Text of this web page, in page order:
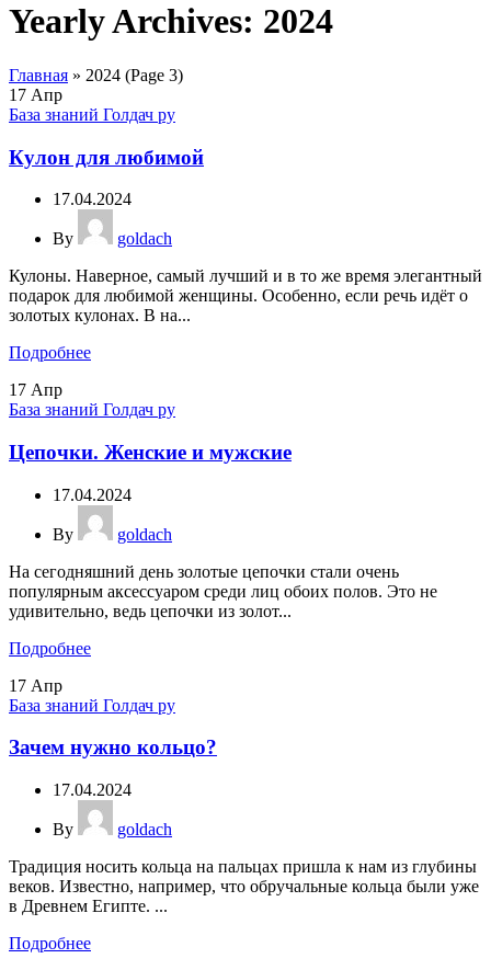
Yearly Archives: 2024
Главная » 2024 (Page 3)
17 Апр
База знаний Голдач ру
Кулон для любимой
17.04.2024
By
goldach
Кулоны. Наверное, самый лучший и в то же время элегантный
подарок для любимой женщины. Особенно, если речь идёт о
золотых кулонах. В на...
Подробнее
17 Апр
База знаний Голдач ру
Цепочки. Женские и мужские
17.04.2024
By
goldach
На сегодняшний день золотые цепочки стали очень
популярным аксессуаром среди лиц обоих полов. Это не
удивительно, ведь цепочки из золот...
Подробнее
17 Апр
База знаний Голдач ру
Зачем нужно кольцо?
17.04.2024
By
goldach
Традиция носить кольца на пальцах пришла к нам из глубины
веков. Известно, например, что обручальные кольца были уже
в Древнем Египте. ...
Подробнее